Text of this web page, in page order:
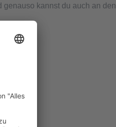
genauso kannst du auch an den